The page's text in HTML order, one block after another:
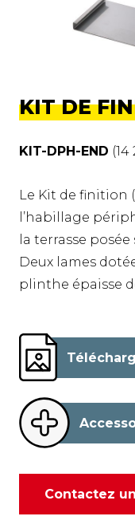
KIT DE
KIT-DPH-END (14
Le Kit de finition (
l’habillage
la terrasse
Deux lames
plinthe épaisse
Contactez